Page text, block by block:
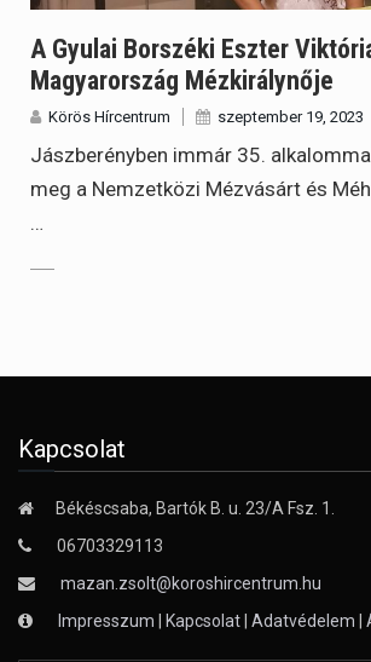
A Gyulai Borszéki Eszter
Magyarország Mézkirálynője
Körös Hírcentrum szeptember 19, 2023
Jászberényben immár 35.
meg a Nemzetközi Mézvásárt és
…
Kapcsolat
Békéscsaba, Bartók B. u. 23/A Fsz. 1.
06703329113
mazan.zsolt@koroshircentrum.hu
Impresszum
Kapcsolat Adatvédelem